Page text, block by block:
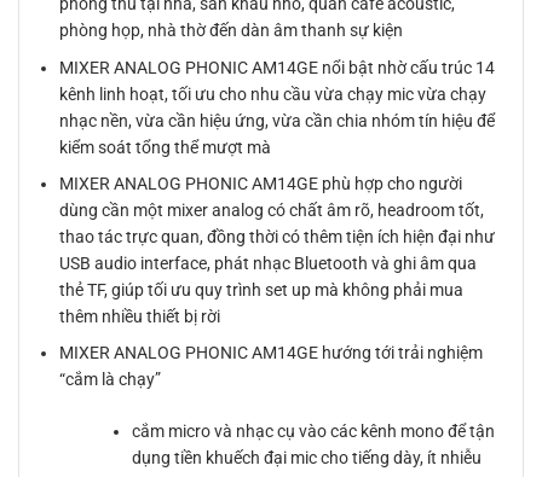
phòng thu tại nhà, sân khấu nhỏ, quán cafe acoustic,
phòng họp, nhà thờ đến dàn âm thanh sự kiện
MIXER ANALOG PHONIC AM14GE nổi bật nhờ cấu trúc 14
kênh linh hoạt, tối ưu cho nhu cầu vừa chạy mic vừa chạy
nhạc nền, vừa cần hiệu ứng, vừa cần chia nhóm tín hiệu để
kiểm soát tổng thể mượt mà
MIXER ANALOG PHONIC AM14GE phù hợp cho người
dùng cần một mixer analog có chất âm rõ, headroom tốt,
thao tác trực quan, đồng thời có thêm tiện ích hiện đại như
USB audio interface, phát nhạc Bluetooth và ghi âm qua
thẻ TF, giúp tối ưu quy trình set up mà không phải mua
thêm nhiều thiết bị rời
MIXER ANALOG PHONIC AM14GE hướng tới trải nghiệm
“cắm là chạy”
cắm micro và nhạc cụ vào các kênh mono để tận
dụng tiền khuếch đại mic cho tiếng dày, ít nhiễu